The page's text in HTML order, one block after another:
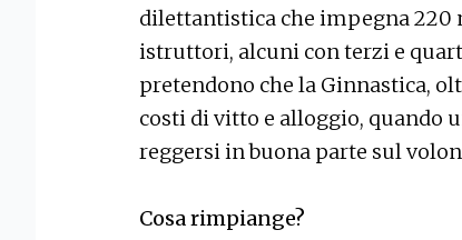
dilettantistica che impegna 220
istruttori, alcuni con terzi e
pretendono che la Ginnastica,
costi di vitto e alloggio, quando
reggersi in buona parte sul
Cosa rimpiange?